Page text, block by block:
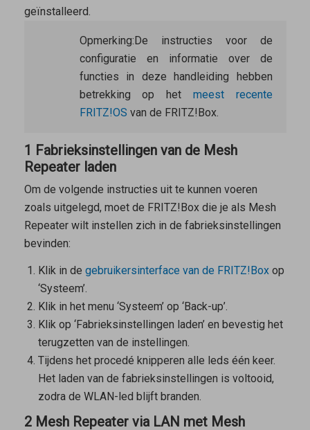
geïnstalleerd.
Opmerking:De instructies voor de
configuratie en informatie over de
functies in deze handleiding hebben
betrekking op het meest recente
FRITZ!OS van de FRITZ!Box.
1 Fabrieksinstellingen van de Mesh
Repeater laden
Om de volgende instructies uit te kunnen voeren
zoals uitgelegd, moet de FRITZ!Box die je als Mesh
Repeaterwilt instellen zich in de fabrieksinstellingen
bevinden:
Klik in de gebruikersinterface van de FRITZ!Boxop
‘Systeem’.
Klik in het menu ‘Systeem’ op ‘Back-up’.
Klik op ‘Fabrieksinstellingen laden’ en bevestig het
terugzetten van de instellingen.
Tijdens het procedé knipperen alle leds één keer.
Het laden van de fabrieksinstellingen is voltooid,
zodra de WLAN-led blijft branden.
2 Mesh Repeater via LAN met Mesh